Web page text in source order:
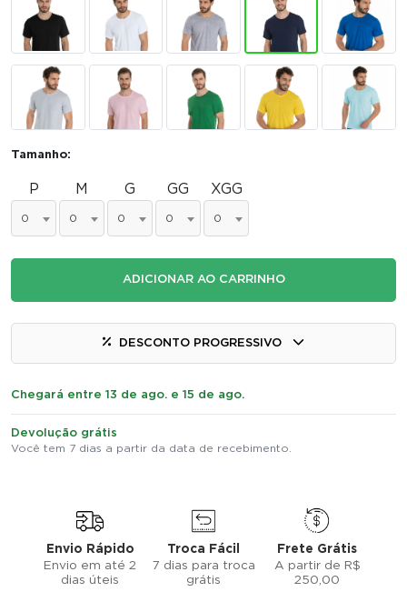
Tamanho:
P
0
M
0
G
0
GG
0
XGG
0
ADICIONAR AO CARRINHO
DESCONTO PROGRESSIVO
Chegará entre 13 de ago. e 15 de ago.
Devolução grátis
Você tem 7 dias a partir da data de recebimento.
Envio Rápido
Envio em até 2
dias úteis
Troca Fácil
7 dias para troca
grátis
Frete Grátis
A partir de R$
250,00